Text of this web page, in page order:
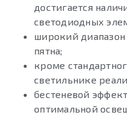
достигается
светодиодных
широкий диапазон
пятна;
кроме
светильнике
бестеневой
оптимальной